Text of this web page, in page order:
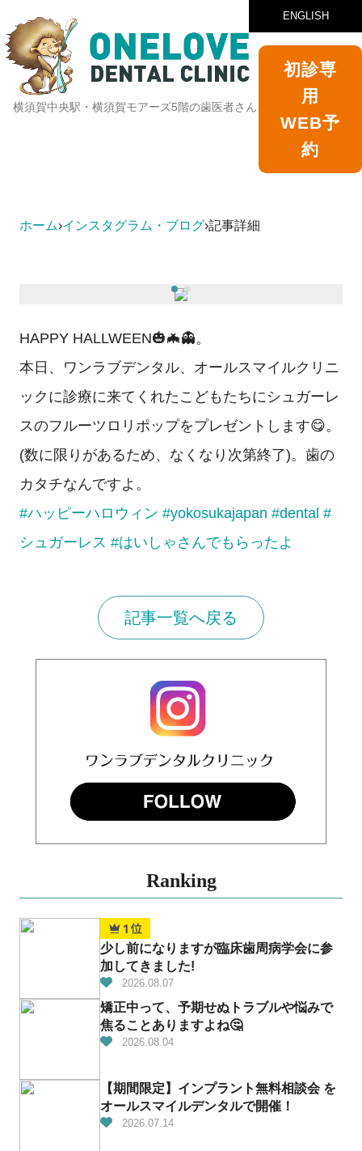
ENGLISH
横須賀中央駅・横須賀モアーズ5階の歯医者さん
初診専
用
WEB予
約
ホーム›インスタグラム・ブログ›記事詳細
HAPPY HALLWEEN🎃🦇👻。
本日、ワンラブデンタル、オールスマイルクリニ
ックに診療に来てくれたこどもたちにシュガーレ
スのフルーツロリポップをプレゼントします😋。
(数に限りがあるため、なくなり次第終了)。歯の
カタチなんですよ。
#ハッピーハロウィン #yokosukajapan #dental #
シュガーレス #はいしゃさんでもらったよ
記事一覧へ戻る
Ranking
少し前になりますが臨床歯周病学会に参
加してきました!
2026.08.07
矯正中って、予期せぬトラブルや悩みで
焦ることありますよね🤔
2026.08.04
【期間限定】インプラント無料相談会 を
オールスマイルデンタルで開催！
2026.07.14